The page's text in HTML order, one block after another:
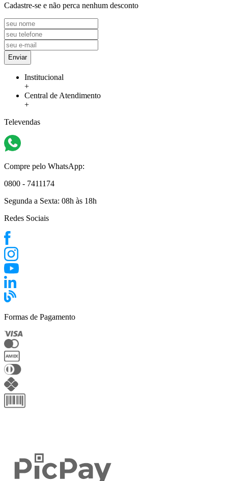
Cadastre-se e não perca nenhum desconto
Enviar
Institucional
+
Central de Atendimento
+
Televendas
Compre pelo WhatsApp:
0800 - 7411174
Segunda a Sexta: 08h às 18h
Redes Sociais
Formas de Pagamento